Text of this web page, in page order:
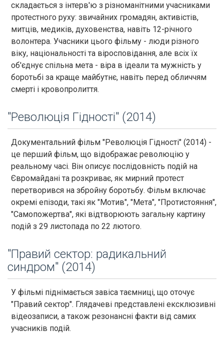
складається з інтерв'ю з різноманітними учасниками
протестного руху: звичайних громадян, активістів,
митців, медиків, духовенства, навіть 12-річного
волонтера. Учасники цього фільму - люди різного
віку, національності та віросповідання, але всіх їх
об'єднує спільна мета - віра в ідеали та мужність у
боротьбі за краще майбутнє, навіть перед обличчям
смерті і кровопролиття.
"Революція Гідності" (2014)
Документальний фільм "Революція Гідності" (2014) -
це перший фільм, що відображає революцію у
реальному часі. Він описує послідовність подій на
Євромайдані та розкриває, як мирний протест
перетворився на збройну боротьбу. Фільм включає
окремі епізоди, такі як "Мотив", "Мета", "Протистояння",
"Самопожертва", які відтворюють загальну картину
подій з 29 листопада по 22 лютого.
"Правий сектор: радикальний
синдром" (2014)
У фільмі піднімається завіса таємниці, що оточує
"Правий сектор". Глядачеві представлені ексклюзивні
відеозаписи, а також резонансні факти від самих
учасників подій.